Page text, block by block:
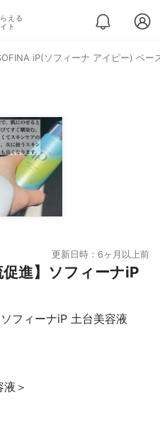
える
ト
iP(ソフィーナ アイピー) ベー
更新日時：6ヶ月以上前
促進】ソフィーナiP
フィーナiP 土台美容液
＞